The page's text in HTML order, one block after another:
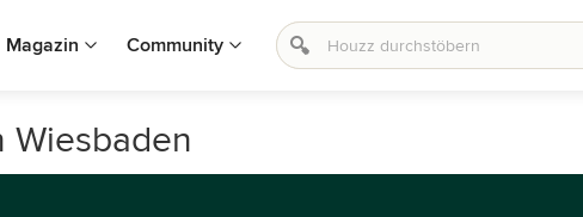
Magazin Community
Wiesbaden